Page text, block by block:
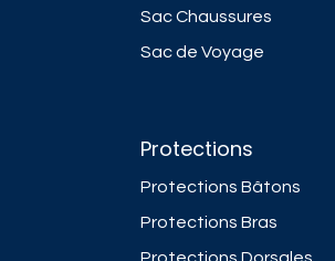
Protections
Protections Bâtons
Protections Bras
Sac Chaussures
Sac de Voyage